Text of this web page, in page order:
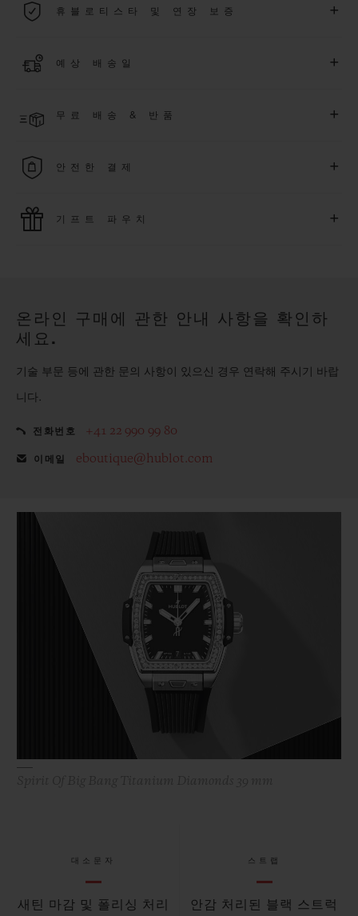
용됩니다.휴블로티스타 및 연장 보증 +
에 대해5 년 추가 워런티 혜택
또한 다양
더 알아보기
예상 배송일 +
다. *재고 상황에 따라 달라질 수 있습니다*.
무료 배송 & 반품 +
을 누려보세요
안전한 결제 +
모든 제품은 빠르고 안전하게 결제가 가능하며, 개인정보를 안
기프트 파우치 +
온라인 구매에 관한 안내 사항을 확인하
세요.
기술 부문 등에 관한 문의 사항이 있으신 경우 연락해 주시기 바랍
니다.
전화번호 +41 22 990 99 80
이메일 eboutique@hublot.com
대소문자
새틴 마감 및 폴리싱 처리
스트랩
안감 처리된 블랙 스트럭